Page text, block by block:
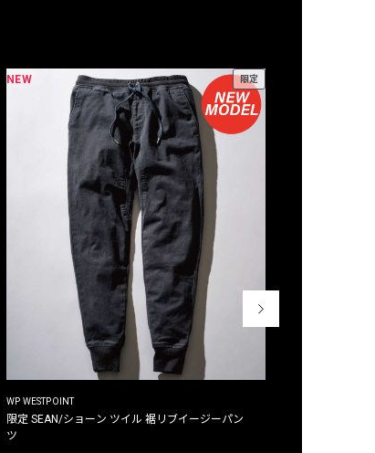
NEW 限定
WP WESTPOINT
限定 SEAN/ショーン ツイル 裾リブイージーパン
ツ